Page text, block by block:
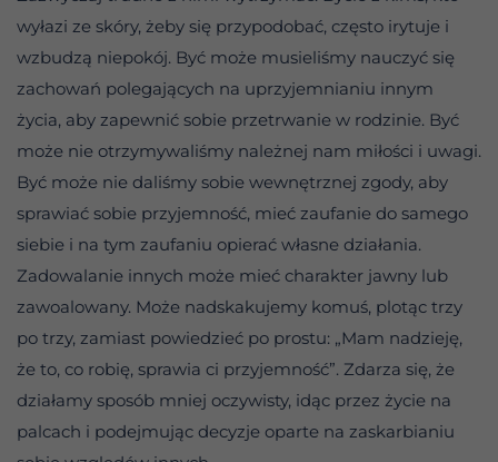
wyłazi ze skóry, żeby się przypodobać, często irytuje i
wzbudzą niepokój. Być może musieliśmy nauczyć się
zachowań polegających na uprzyjemnianiu innym
życia, aby zapewnić sobie przetrwanie w rodzinie. Być
może nie otrzymywaliśmy należnej nam miłości i uwagi.
Być może nie daliśmy sobie wewnętrznej zgody, aby
sprawiać sobie przyjemność, mieć zaufanie do samego
siebie i na tym zaufaniu opierać własne działania.
Zadowalanie innych może mieć charakter jawny lub
zawoalowany. Może nadskakujemy komuś, plotąc trzy
po trzy, zamiast powiedzieć po prostu: „Mam nadzieję,
że to, co robię, sprawia ci przyjemność”. Zdarza się, że
działamy sposób mniej oczywisty, idąc przez życie na
palcach i podejmując decyzje oparte na zaskarbianiu